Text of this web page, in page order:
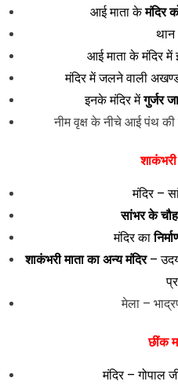
आई माता केमंदिर
आई माता के मंदिर में
मंदिर में जलने वाली
इनके मंदिर मेंगुर्जर
नीम वृक्ष के नीचे आई पंथ की
मंदिर –
सांभर के
मंदिर का
शाकंभरी माता का अन्य मंदिर–
मेला –
छींक
मंदिर – गोपाल